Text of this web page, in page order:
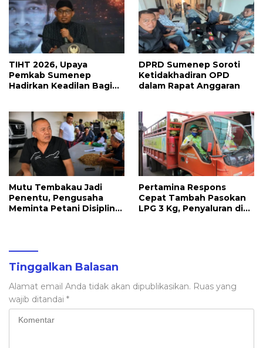
TIHT 2026, Upaya
Pemkab Sumenep
Hadirkan Keadilan Bagi
DPRD Sumenep Soroti
Ketidakhadiran OPD
dalam Rapat Anggaran
Mutu Tembakau Jadi
Penentu, Pengusaha
Meminta Petani Disiplin
Pertamina Respons
Cepat Tambah Pasokan
LPG 3 Kg, Penyaluran di
Tinggalkan Balasan
Alamat email Anda tidak akan dipublikasikan. Ruas yang
wajib ditandai *